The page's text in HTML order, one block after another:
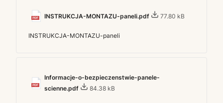
INSTRUKCJA-MONTAZU-paneli.pdf 77.80 kB
INSTRUKCJA-MONTAZU-paneli
Informacje-o-bezpieczenstwie-panele-
scienne.pdf
84.38 kB